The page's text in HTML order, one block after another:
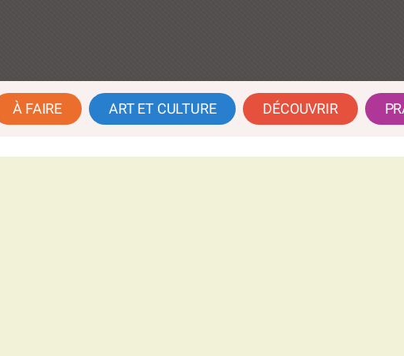
À FAIRE ART ET CULTURE DÉCOUVRIR